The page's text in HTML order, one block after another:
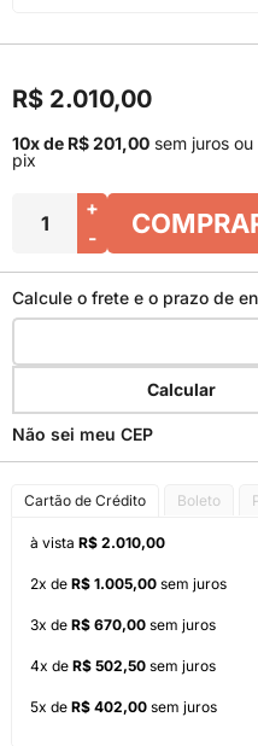
R$ 2.010,00
10x de R$ 201,00 sem juros ou
pix
+
-
Calcule o frete e o prazo de
Calcular
Não sei meu CEP
Cartão de Crédito Boleto
à vista R$ 2.010,00
2x de R$ 1.005,00 sem juros
3x de R$ 670,00 sem juros
4x de R$ 502,50 sem juros
5x de R$ 402,00 sem juros